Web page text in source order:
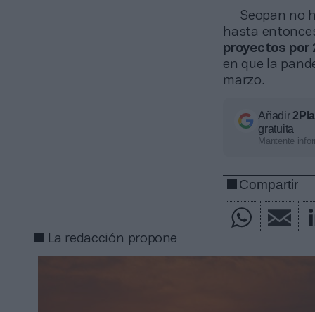
Seopan no
hasta
proyectos por
en que la
marzo.
Añadir
gratuita
Mantente
Compartir
La redacción propone